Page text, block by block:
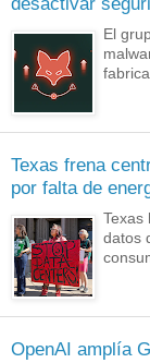
El
Texas frena
por falta de
Texas
datos
OpenAI amplía